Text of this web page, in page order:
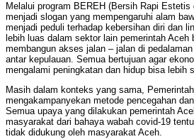
Melalui program BEREH (Bersih Rapi Estetis
menjadi slogan yang mempengaruhi alam
menjadi peduli terhadap kebersihan diri dan
lebih luas dalam sektor lain pemerintah Aceh
membangun akses jalan – jalan di
antar kepulauan. Semua bertujuan agar
mengalami peningkatan dan hidup bisa lebih
Masih dalam konteks yang sama,
mengakampanyekan metode pencegahan
Semua upaya yang dilakukan pemerintah
masyarakat dari bahaya wabah covid-19
tidak didukung oleh masyarakat Aceh.